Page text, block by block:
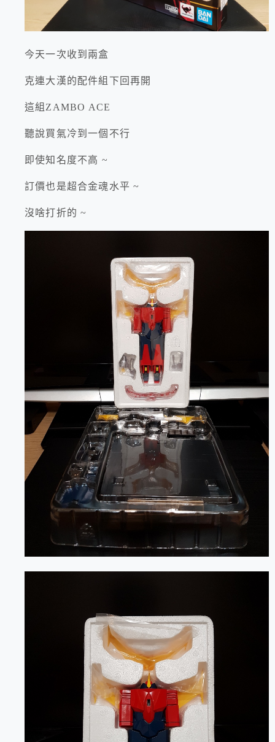
今天一次收到兩盒
克連大漢的配件組下回再開
這組ZAMBO ACE
聽說買氣冷到一個不行
即使知名度不高 ~
訂價也是超合金魂水平 ~
沒啥打折的 ~